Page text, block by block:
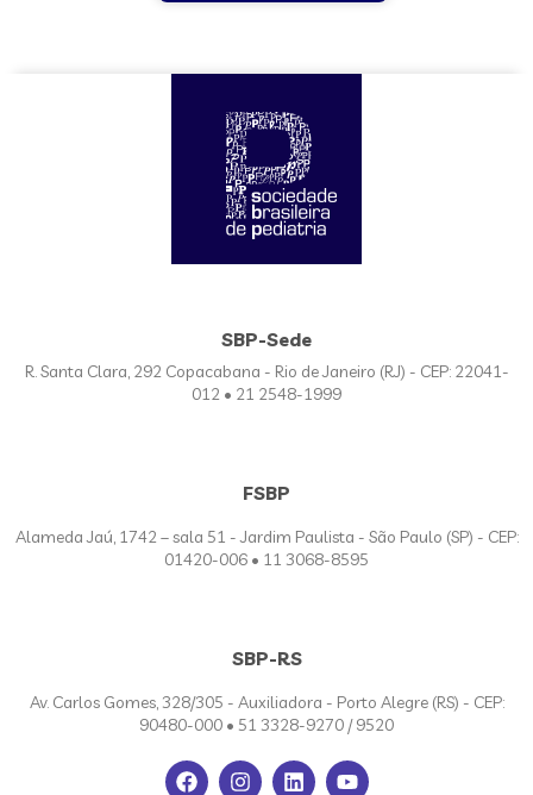
SBP-Sede
R. Santa Clara, 292 Copacabana - Rio de Janeiro (RJ) - CEP: 22041-
012 • 21 2548-1999
FSBP
Alameda Jaú, 1742 – sala 51 - Jardim Paulista - São Paulo (SP) - CEP:
01420-006 • 11 3068-8595
SBP-RS
Av. Carlos Gomes, 328/305 - Auxiliadora - Porto Alegre (RS) - CEP:
90480-000 • 51 3328-9270 / 9520